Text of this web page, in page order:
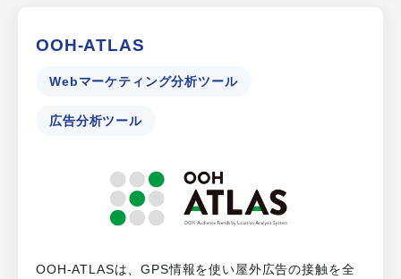
OOH-ATLAS
Webマーケティング分析ツール
広告分析ツール
OOH-ATLASは、GPS情報を使い屋外広告の接触を全